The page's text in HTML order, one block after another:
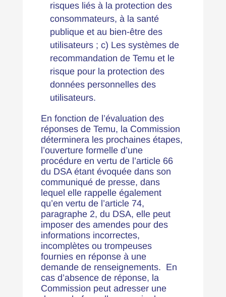
risques liés à la protection des
consommateurs, à la santé
publique et au bien-être des
utilisateurs ; c) Les systèmes de
recommandation de Temu et le
risque pour la protection des
données personnelles des
utilisateurs.
En fonction de l’évaluation des
réponses de Temu, la Commission
déterminera les prochaines étapes,
l’ouverture formelle d’une
procédure en vertu de l’article 66
du DSA étant évoquée dans son
communiqué de presse, dans
lequel elle rappelle également
qu’en vertu de l’article 74,
paragraphe 2, du DSA, elle peut
imposer des amendes pour des
informations incorrectes,
incomplètes ou trompeuses
fournies en réponse à une
demande de renseignements. En
cas d’absence de réponse, la
Commission peut adresser une